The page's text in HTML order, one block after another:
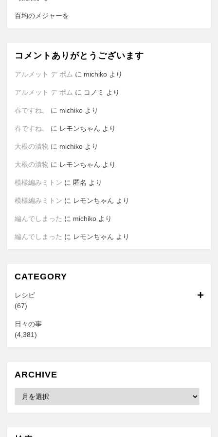
百均のメジャーを
コメントありがとうございます
アルメット デ ポム に michiko より
アルメット デ ポム に コノミ より
春ですね。 に michiko より
春ですね。 に レモンちゃん より
大根の漬物 に michiko より
大根の漬物 に レモンちゃん より
模様編みミトン に 匿名 より
模様編みミトン に レモンちゃん より
編んでしまった に michiko より
編んでしまった に レモンちゃん より
CATEGORY
レシピ
(67)
日々の事
(4,381)
ARCHIVE
Archive